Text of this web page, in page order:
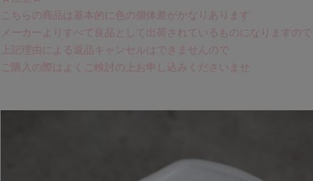
こちらの商品は基本的に色の個体差がかなりあります
メーカーよりすべて良品として出荷されているものになりますので
上記理由による返品キャンセルはできませんので
ご購入の際はよくご検討の上お申し込みくださいませ